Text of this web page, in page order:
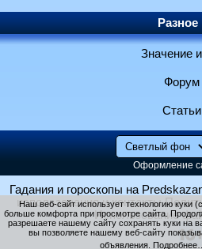
Разное
Значение
Форум
Статьи
Оформление
Гадания и гороскопы на
использования и контакты
Использование
Наш веб-сайт использует технологию куки
больше комфорта при просмотре сайта.
разрешаете нашему сайту сохранять куки на
вы позволяете нашему веб-сайту
объявления.